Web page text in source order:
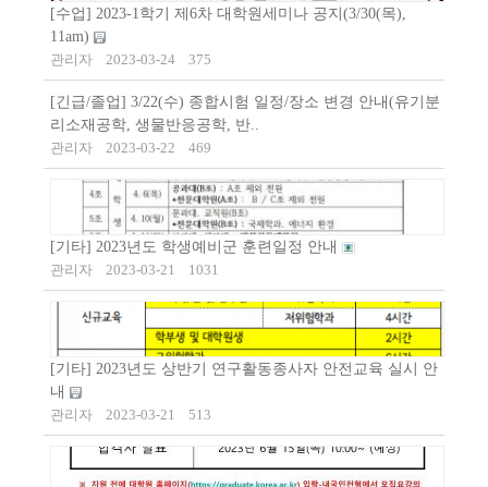
[수업] 2023-1학기 제6차 대학원세미나 공지(3/30(목),
11am)
관리자
2023-03-24 375
[긴급/졸업] 3/22(수) 종합시험 일정/장소 변경 안내(유기분
리소재공학, 생물반응공학, 반..
관리자
2023-03-22 469
[기타] 2023년도 학생예비군 훈련일정 안내
관리자
2023-03-21 1031
[기타] 2023년도 상반기 연구활동종사자 안전교육 실시 안
내
관리자
2023-03-21 513